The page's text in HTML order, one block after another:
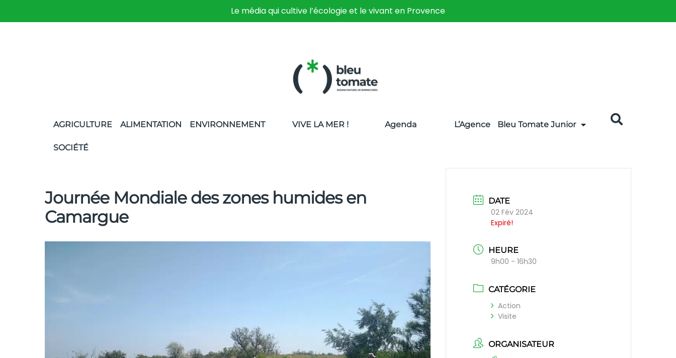
Le média qui cultive l’écologie et le vivant en Provence
AGRICULTURE ALIMENTATION ENVIRONNEMENT
SOCIÉTÉ
VIVE LA MER ! Agenda L’Agence Bleu Tomate Junior
Journée Mondiale des zones humides en
Camargue
DATE
02 Fév 2024
Expiré!
HEURE
9h00 - 16h30
CATÉGORIE
Action
Visite
ORGANISATEUR